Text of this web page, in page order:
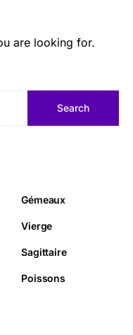
are looking for.
Search
Gémeaux
Vierge
Sagittaire
Poissons